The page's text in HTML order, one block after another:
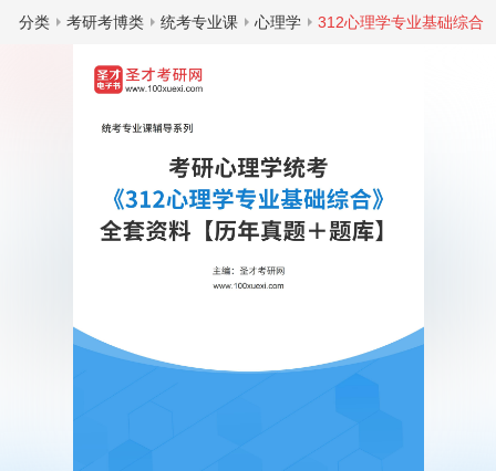
分类 考研考博类 统考专业课 心理学 312心理学专业基础综合